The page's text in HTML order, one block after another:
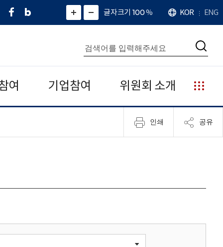
페
네
그
)
화
면
면
소
확
대
치
글자크기 100%
언
어
KOR ENG
통
합
검
색
검
여 기업참여 위원회 소개
누
리
집
안
인쇄 공유